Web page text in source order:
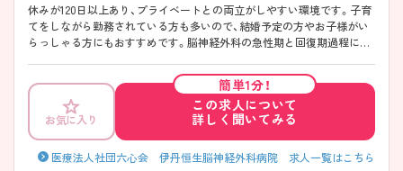
休みが120日以上あり、プライベートとの両立がしやすい環境です。子育
てをしながら勤務されている方も多いので、結婚予定の方やお子様がい
らっしゃる方にもおすすめです。脳神経外科の急性期と回復期過程に興
お気に入り
簡単1分！
この求人について
詳しく聞いてみる
医療法人社団六心会 伊丹恒生脳神経外科病院 求人一覧はこちら